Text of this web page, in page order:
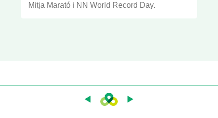
Mitja Marató i NN World Record Day.